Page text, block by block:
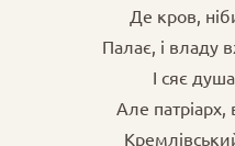
Де кров,
Палає, і владу
І сяє
Але